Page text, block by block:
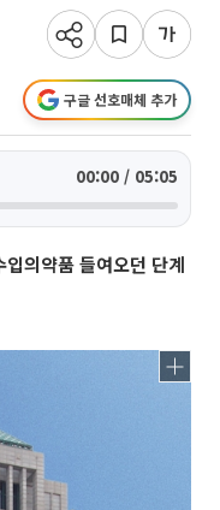
구글 선호매체 추가
00:00 / 05:05
의약품 들여오던 단계